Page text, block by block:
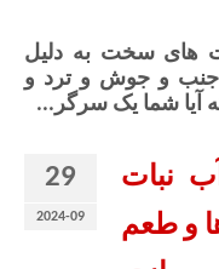
های سخت به دلیل
جنب و جوش و ترد و
که آیا شما یک سرگر...
29
2024-09
نبات
و طعم